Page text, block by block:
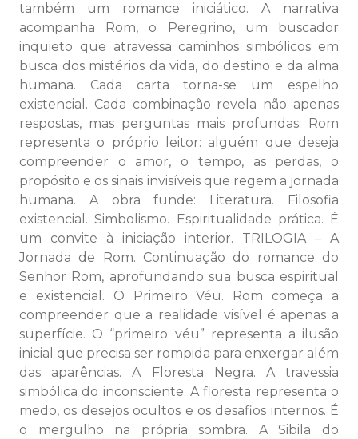
também um romance iniciático. A narrativa
acompanha Rom, o Peregrino, um buscador
inquieto que atravessa caminhos simbólicos em
busca dos mistérios da vida, do destino e da alma
humana. Cada carta torna-se um espelho
existencial. Cada combinação revela não apenas
respostas, mas perguntas mais profundas. Rom
representa o próprio leitor: alguém que deseja
compreender o amor, o tempo, as perdas, o
propósito e os sinais invisíveis que regem a jornada
humana. A obra funde: Literatura. Filosofia
existencial. Simbolismo. Espiritualidade prática. É
um convite à iniciação interior. TRILOGIA – A
Jornada de Rom. Continuação do romance do
Senhor Rom, aprofundando sua busca espiritual
e existencial. O Primeiro Véu. Rom começa a
compreender que a realidade visível é apenas a
superfície. O “primeiro véu” representa a ilusão
inicial que precisa ser rompida para enxergar além
das aparências. A Floresta Negra. A travessia
simbólica do inconsciente. A floresta representa o
medo, os desejos ocultos e os desafios internos. É
o mergulho na própria sombra. A Sibila do